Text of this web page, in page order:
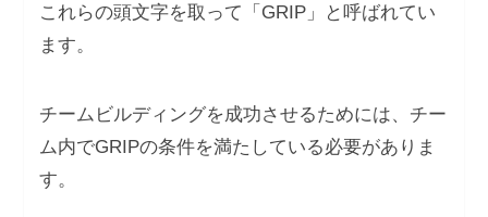
これらの頭文字を取って「GRIP」と呼ばれてい
ます。
チームビルディングを成功させるためには、チー
ム内でGRIPの条件を満たしている必要がありま
す。